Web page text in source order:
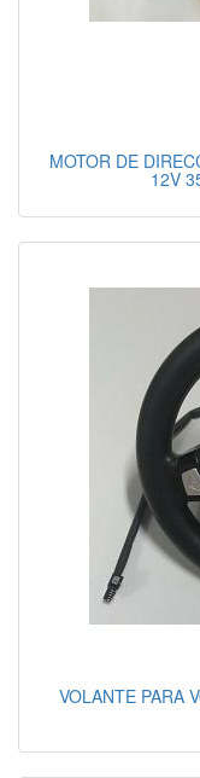
MOTOR DE
12V
VOLANTE PARA